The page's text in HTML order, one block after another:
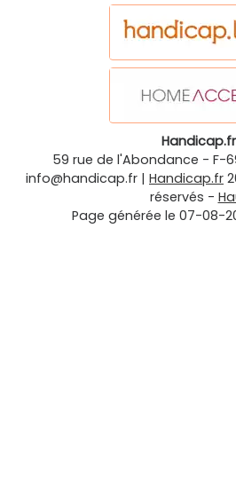
Handicap.fr
59 rue de l'Abondance - F-
info@handicap.fr | Handicap.fr
réservés -
Page générée le 07-08-